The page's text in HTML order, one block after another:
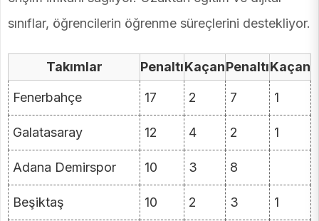
sınıflar, öğrencilerin öğrenme süreçlerini destekliyor.
Takımlar PenaltıKaçanPenaltıKaçan
Fenerbahçe 17 2 7 1
Galatasaray 12 4 2 1
Adana Demirspor 10 3 8
Beşiktaş 10 2 3 1